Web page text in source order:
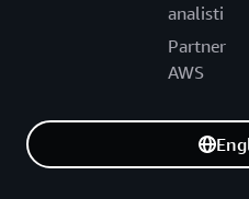
analisti
Partner
AWS